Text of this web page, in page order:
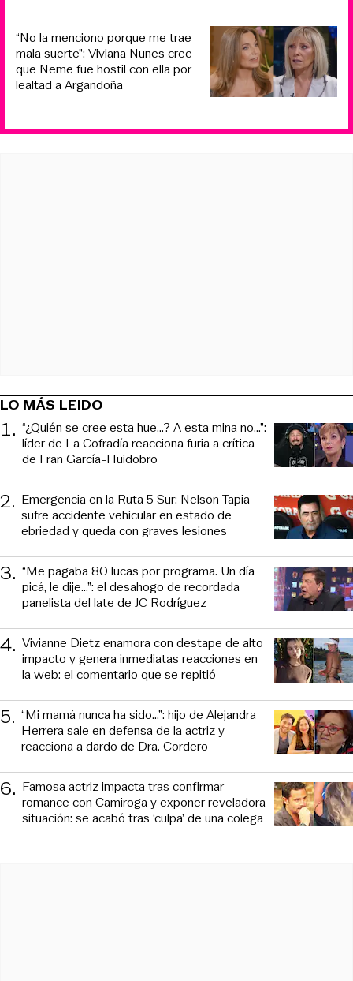
“No la menciono porque me trae
mala suerte”: Viviana Nunes cree
que Neme fue hostil con ella por
lealtad a Argandoña
LO MÁS LEIDO
1. “¿Quién se cree esta hue...? A esta mina no...”:
líder de La Cofradía reacciona furia a crítica
de Fran García-Huidobro
2. Emergencia en la Ruta 5 Sur: Nelson Tapia
sufre accidente vehicular en estado de
ebriedad y queda con graves lesiones
3. “Me pagaba 80 lucas por programa. Un día
picá, le dije...”: el desahogo de recordada
panelista del late de JC Rodríguez
4. Vivianne Dietz enamora con destape de alto
impacto y genera inmediatas reacciones en
la web: el comentario que se repitió
5. “Mi mamá nunca ha sido...”: hijo de Alejandra
Herrera sale en defensa de la actriz y
reacciona a dardo de Dra. Cordero
6. Famosa actriz impacta tras confirmar
romance con Camiroga y exponer reveladora
situación: se acabó tras ‘culpa’ de una colega